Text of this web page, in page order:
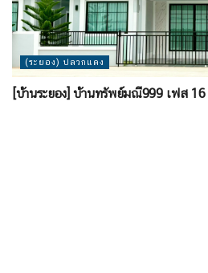
(ระยอง) ปลวกแดง
[บ้านระยอง] บ้านทรัพย์มณี999 เฟส 16